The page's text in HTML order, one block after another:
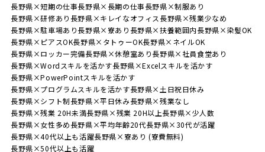
長野県×短期の仕事長野県×長期の仕事長野県×制服あり
長野県×研修あり 長野県×キレイなオフィス 長野県×残業少なめ
長野県×駐車場あり長野県×寮あり 長野県×扶養範囲内長野県×染髪OK
長野県×ピアスOK長野県×タトゥーOK長野県×ネイルOK
長野県×ロッカー完備長野県×休憩室あり長野県×社員食堂あり
長野県×Wordスキルを活かす長野県×Excelスキルを活かす
長野県×PowerPointスキルを活かす
長野県×プログラムスキルを活かす長野県×土日祝日休み
長野県×シフト制長野県×平日休み長野県×残業なし
長野県×残業 20H未満長野県×残業 20H以上長野県×少人数
長野県×女性多め長野県×平均年齢20代長野県×30代が活躍
長野県×40代以上も活躍長野県×寮あり (寮費無料)
長野県×50代以上も活躍